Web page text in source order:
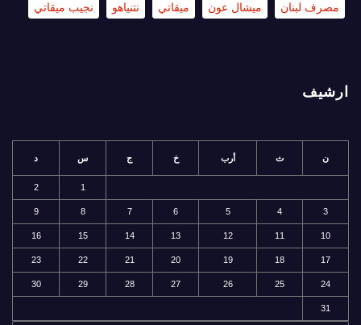
مصرف لبنان ميشال عون ميقاتي نتنياهو نجيب ميقاتي
ارشيف
ن ث أرب خ ج س د
1
2
3
4
5
6
7
8
9
10
11
12
13
14
15
16
17
18
19
20
21
22
23
24
25
26
27
28
29
30
31